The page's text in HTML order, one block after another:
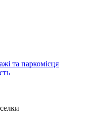
та паркомісця